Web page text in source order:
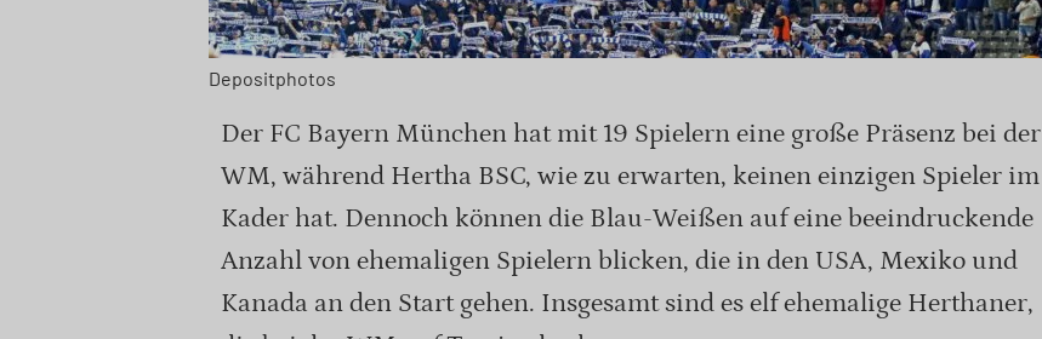
Depositphotos
Der FC Bayern München hat mit 19 Spielern eine große Präsenz bei der
WM, während Hertha BSC, wie zu erwarten, keinen einzigen Spieler im
Kader hat. Dennoch können die Blau-Weißen auf eine beeindruckende
Anzahl von ehemaligen Spielern blicken, die in den USA, Mexiko und
Kanada an den Start gehen. Insgesamt sind es elf ehemalige Herthaner,